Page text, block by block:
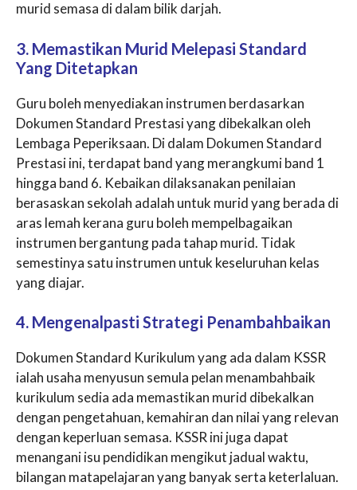
murid semasa di dalam bilik darjah.
3. Memastikan Murid Melepasi Standard
Yang Ditetapkan
Guru boleh menyediakan instrumen berdasarkan
Dokumen Standard Prestasi yang dibekalkan oleh
Lembaga Peperiksaan. Di dalam Dokumen Standard
Prestasi ini, terdapat band yang merangkumi band 1
hingga band 6. Kebaikan dilaksanakan penilaian
berasaskan sekolah adalah untuk murid yang berada di
aras lemah kerana guru boleh mempelbagaikan
instrumen bergantung pada tahap murid. Tidak
semestinya satu instrumen untuk keseluruhan kelas
yang diajar.
4. Mengenalpasti Strategi Penambahbaikan
Dokumen Standard Kurikulum yang ada dalam KSSR
ialah usaha menyusun semula pelan menambahbaik
kurikulum sedia ada memastikan murid dibekalkan
dengan pengetahuan, kemahiran dan nilai yang relevan
dengan keperluan semasa. KSSR ini juga dapat
menangani isu pendidikan mengikut jadual waktu,
bilangan matapelajaran yang banyak serta keterlaluan.